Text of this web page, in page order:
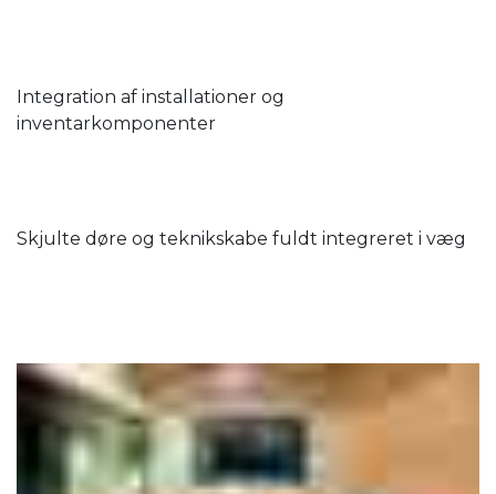
Integration af installationer og
inventarkomponenter
Skjulte døre og teknikskabe fuldt integreret i væg